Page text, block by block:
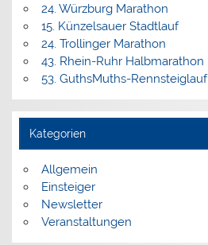
24. Würzburg Marathon
15. Künzelsauer Stadtlauf
24. Trollinger Marathon
43. Rhein-Ruhr Halbmarathon
53. GuthsMuths-Rennsteiglauf
Kategorien
Allgemein
Einsteiger
Newsletter
Veranstaltungen